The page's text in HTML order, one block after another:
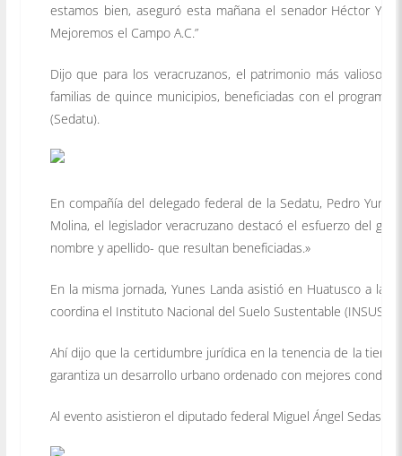
estamos bien, aseguró esta mañana el senador Héctor
Mejoremos el Campo A.C.”
Dijo que para los veracruzanos, el patrimonio más valioso
familias de quince municipios, beneficiadas con el
(Sedatu).
En compañía del delegado federal de la Sedatu, Pedro
Molina, el legislador veracruzano destacó el esfuerzo del
nombre y apellido- que resultan beneficiadas.»
En la misma jornada, Yunes Landa asistió en Huatusco a la
coordina el Instituto Nacional del Suelo Sustentable
Ahí dijo que la certidumbre jurídica en la tenencia de la
garantiza un desarrollo urbano ordenado con mejores
Al evento asistieron el diputado federal Miguel Ángel Sedas